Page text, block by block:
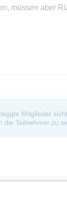
müssen aber
Mitglieder
die Teilnehmer zu